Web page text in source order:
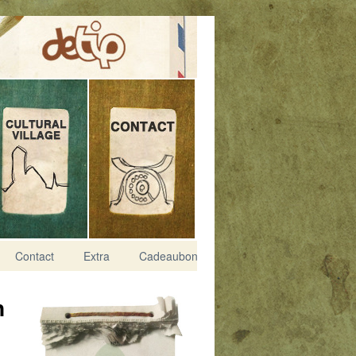
Contact Extra Cadeaubon